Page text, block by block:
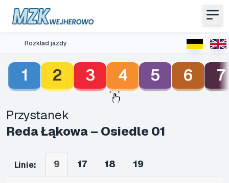
Rozkład jazdy
1 2 3 4 5 6 7
Przystanek
Reda Łąkowa – Osiedle 01
Linie: 9 17 18 19